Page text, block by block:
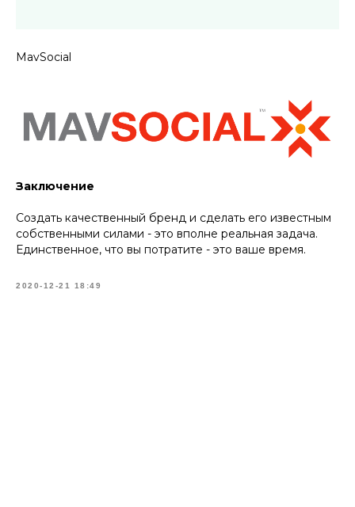
MavSocial
Заключение
Создать качественный бренд и сделать его известным
собственными силами - это вполне реальная задача.
Единственное, что вы потратите - это ваше время.
2020-12-21 18:49